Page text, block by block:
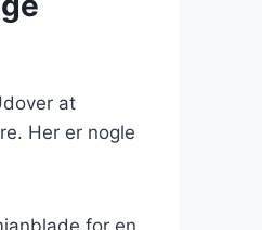
at
Her er nogle
for en